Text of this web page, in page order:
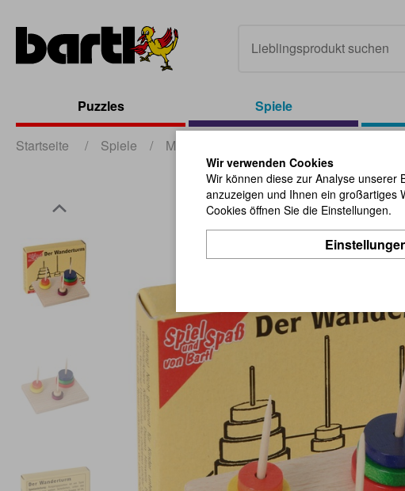
Puzzles Spiele
Startseite / Spiele / Mini-Spiele
Wir verwenden Cookies
Wir können diese zur Analyse unserer
anzuzeigen und Ihnen ein großartiges
Cookies öffnen Sie die Einstellungen.